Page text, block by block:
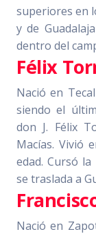
superiores en
y de
dentro del
Félix
Nació en
siendo el
don J. Félix
Macías. Vivió
edad. Cursó
se traslada a
Nació en